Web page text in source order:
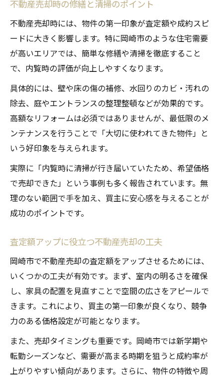
不動産売却時の修繕と清掃のポイント
不動産売却時には、物件の第一印象が査定額や成約スピ
ードに大きく影響します。特に岡崎市のような住宅需要
が高いエリアでは、簡単な修繕や清掃を徹底すること
で、内覧時の評価が向上しやすくなります。
具体的には、壁や床の傷の補修、水回りのカビ・汚れの
除去、庭やエントランスの整理整頓などが効果的です。
高額なリフォームは必須ではありませんが、最低限のメ
ンテナンスを行うことで「大切に使われてきた物件」と
いう好印象を与えられます。
実際に「内覧時に清掃が行き届いていたため、希望価格
で売却できた」という事例も多く報告されています。無
理のない範囲で手を加え、買主に安心感を与えることが
成功のポイントです。
査定額アップに役立つ不動産売却の工夫
岡崎市で不動産売却の査定額をアップさせるためには、
いくつかの工夫が有効です。まず、室内の明るさを確保
し、家具の配置を見直すことで空間の広さをアピールで
きます。これにより、買主の第一印象が良くなり、競争
力のある価格設定が可能となります。
また、売却タイミングも重要です。岡崎市では新学期や
転勤シーズンなど、需要が高まる時期を狙うと成約率が
上がりやすい傾向があります。さらに、物件の特徴や周